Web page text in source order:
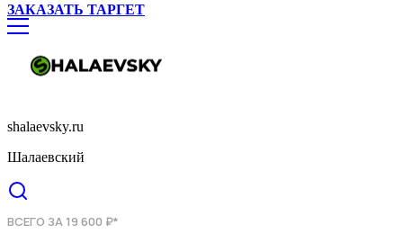
ЗАКАЗАТЬ ТАРГЕТ
shalaevsky.ru
Шалаевский
ВСЕГО ЗА 19 600 ₽*